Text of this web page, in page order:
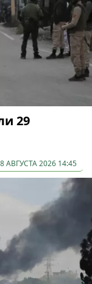
29
АВГУСТА 2026 14:45